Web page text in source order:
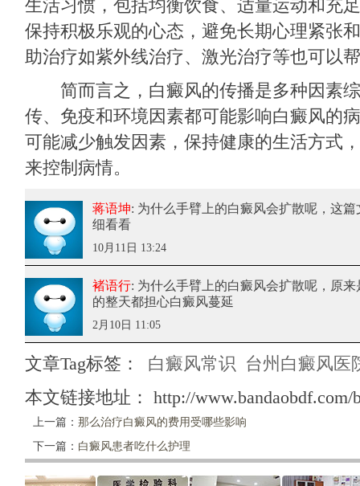
生活习惯，包括均衡饮食、适量运动和充
保持积极乐观的心态，避免长期心理紧张
助治疗如紫外线治疗、激光治疗等也可以
简而言之，白癜风的传播是多种因素综
传、免疫和环境因素都可能影响白癜风的
可能减少触发因素，保持健康的生活方式
来控制病情。
蒋语坤: 为什么手臂上的白癜风会扩散呢，这篇
细看看
10月11日 13:24
褚语行: 为什么手臂上的白癜风会扩散呢，原来
的整天都担心白癜风蔓延
2月10日 11:05
文章Tag标签： 白癜风常识 台州白癜风医
本文链接地址： http://www.bandaobdf.com/
上一篇： 那么治疗白癜风的费用受哪些影响
下一篇： 白癜风患者吃什么护理